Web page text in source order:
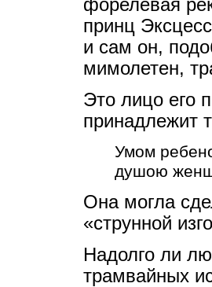
форелевая
принц
и сам он,
мимолетен,
Это лицо его
принадлежит
Умом
душою
Она могла
«струнной
Надолго ли
трамвайных